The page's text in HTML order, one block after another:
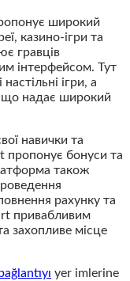
широкий
казино-ігри та
гравців
інтерфейсом. Тут
ігри, а
що надає широкий
навички та
пропонує бонуси та
також
рахунку та
привабливим
захопливе місце
yer imlerine